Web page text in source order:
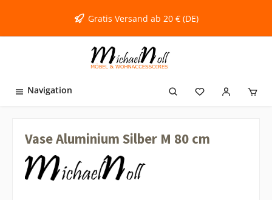
Gratis Versand ab 20 € (DE)
Navigation
Vase Aluminium Silber M 80 cm